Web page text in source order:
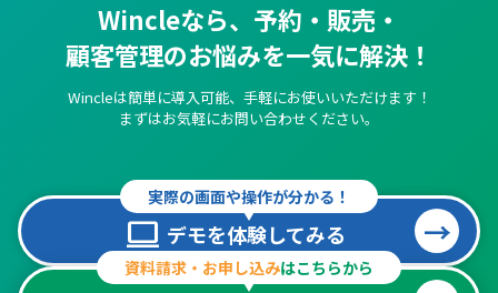
Wincleなら、予約・販売・
顧客管理のお悩みを一気に解決！
Wincleは簡単に導入可能、手軽にお使いいただけます！
まずはお気軽にお問い合わせください。
実際の画面や操作が分かる！
computer デモを体験してみる
資料請求・お申し込みはこちらから